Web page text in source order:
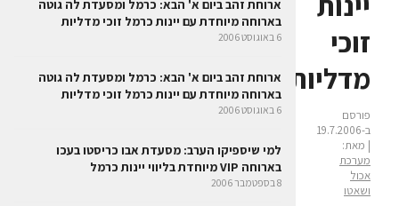
זוכי
מדליות
פורסם
ב-19.7.2006
| מאת:
מערכת
אכול
ושאטו
ארוחת זהב ביום א' הבא: כרמל ומסעדת לה גוטה
בארוחה מיוחדת עם יינות כרמל זוכי מדליות
6 באוגוסט 2006
ארוחת זהב ביום א' הבא: כרמל ומסעדת לה גוטה
בארוחה מיוחדת עם יינות כרמל זוכי מדליות
6 באוגוסט 2006
למי שיספיקו הערב: מסעדת אבו כריסטו בעכו
בארוחה VIP מיוחדת בליווי יינות כרמל
8 בספטמבר 2006